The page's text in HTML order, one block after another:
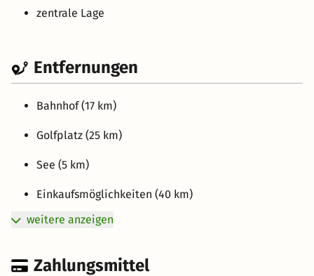
zentrale Lage
Entfernungen
Bahnhof (17 km)
Golfplatz (25 km)
See (5 km)
Einkaufsmöglichkeiten (40 km)
weitere anzeigen
Zahlungsmittel